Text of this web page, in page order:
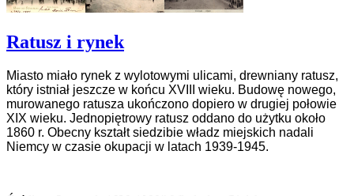
Ratusz i rynek
Miasto miało rynek z wylotowymi ulicami, drewniany ratusz,
który istniał jeszcze w końcu XVIII wieku. Budowę nowego,
murowanego ratusza ukończono dopiero w drugiej połowie
XIX wieku. Jednopiętrowy ratusz oddano do użytku około
1860 r. Obecny kształt siedzibie władz miejskich nadali
Niemcy w czasie okupacji w latach 1939-1945.